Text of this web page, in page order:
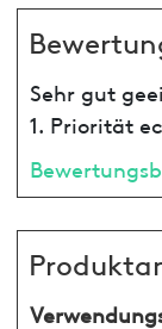
Sehr gut
1. Priorität